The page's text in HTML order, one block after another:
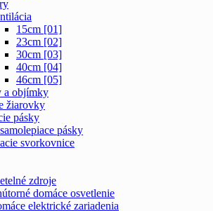
15cm [01]
23cm [02]
30cm [03]
40cm [04]
46cm [05]
a objímky
žiarovky
pásky
pásky
svorkovnice
zdroje
domáce osvetlenie
elektrické zariadenia